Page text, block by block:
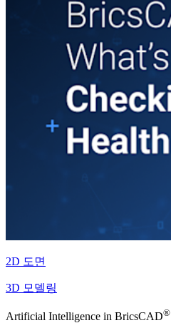
2D 도면
3D 모델링
Artificial Intelligence in BricsCAD®